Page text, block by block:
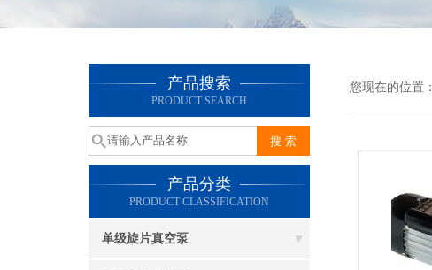
产品搜索
PRODUCT SEARCH
产品分类
PRODUCT CLASSIFICATION
单级旋片真空泵
您现在的位置：